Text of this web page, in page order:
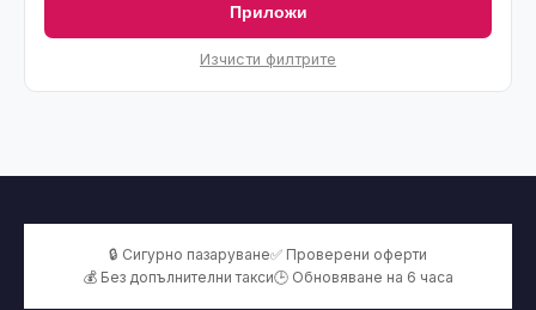
Приложи
Изчисти филтрите
🔒 Сигурно пазаруване✅ Проверени оферти
💰 Без допълнителни такси🕒 Обновяване на 6 часа